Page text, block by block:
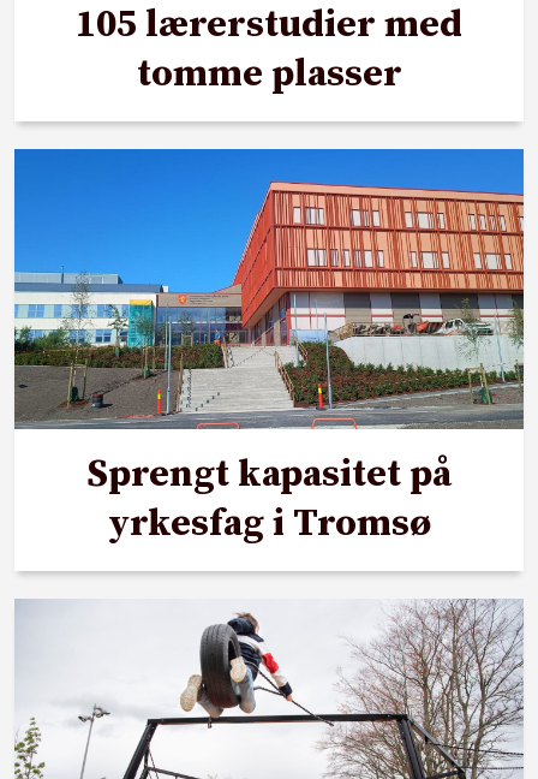
105 lærerstudier med
tomme plasser
Sprengt kapasitet på
yrkesfag i Tromsø